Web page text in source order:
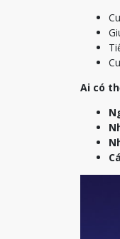
Ai có